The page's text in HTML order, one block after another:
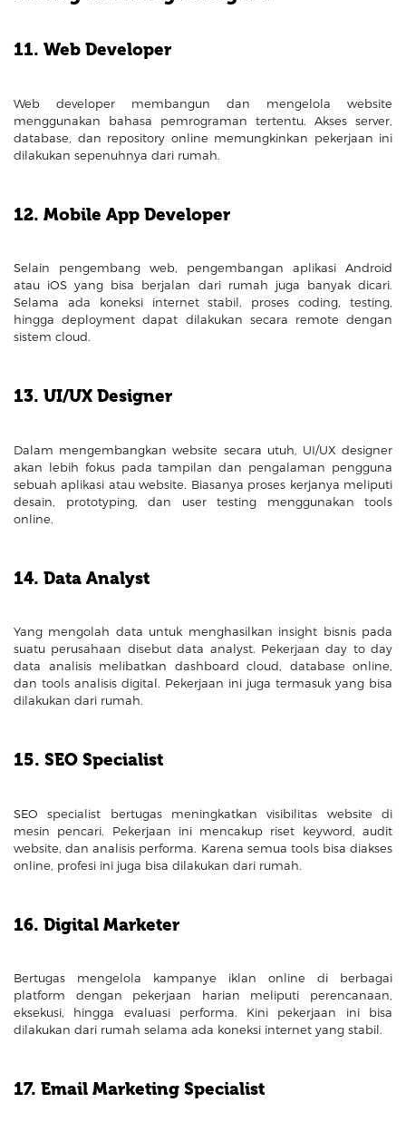
11. Web Developer
Web developer membangun dan mengelola website
menggunakan bahasa pemrograman tertentu. Akses server,
database, dan repository online memungkinkan pekerjaan ini
dilakukan sepenuhnya dari rumah.
12. Mobile App Developer
Selain pengembang web, pengembangan aplikasi Android
atau iOS yang bisa berjalan dari rumah juga banyak dicari.
Selama ada koneksi internet stabil, proses coding, testing,
hingga deployment dapat dilakukan secara remote dengan
sistem cloud.
13. UI/UX Designer
Dalam mengembangkan website secara utuh, UI/UX designer
akan lebih fokus pada tampilan dan pengalaman pengguna
sebuah aplikasi atau website. Biasanya proses kerjanya meliputi
desain, prototyping, dan user testing menggunakan tools
online.
14. Data Analyst
Yang mengolah data untuk menghasilkan insight bisnis pada
suatu perusahaan disebut data analyst. Pekerjaan day to day
data analisis melibatkan dashboard cloud, database online,
dan tools analisis digital. Pekerjaan ini juga termasuk yang bisa
dilakukan dari rumah.
15. SEO Specialist
SEO specialist bertugas meningkatkan visibilitas website di
mesin pencari. Pekerjaan ini mencakup riset keyword, audit
website, dan analisis performa. Karena semua tools bisa diakses
online, profesi ini juga bisa dilakukan dari rumah.
16. Digital Marketer
Bertugas mengelola kampanye iklan online di berbagai
platform dengan pekerjaan harian meliputi perencanaan,
eksekusi, hingga evaluasi performa. Kini pekerjaan ini bisa
dilakukan dari rumah selama ada koneksi internet yang stabil.
17. Email Marketing Specialist